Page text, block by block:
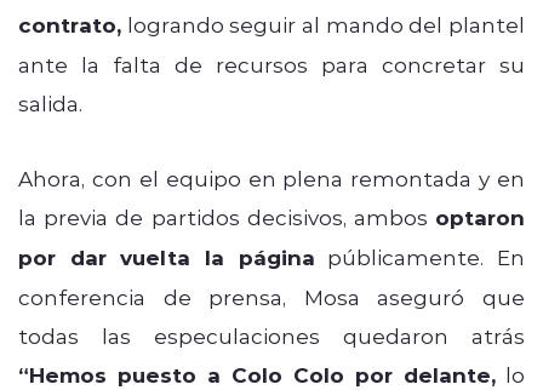
contrato, logrando seguir al mando del plantel
ante la falta de recursos para concretar su
salida.
Ahora, con el equipo en plena remontada y en
la previa de partidos decisivos, ambos optaron
por dar vuelta la página públicamente. En
conferencia de prensa, Mosa aseguró que
todas las especulaciones quedaron atrás
“Hemos puesto a Colo Colo por delante, lo